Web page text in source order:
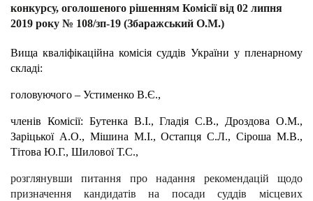
конкурсу, оголошеного рішенням Комісії від 02 липня
2019 року № 108/зп-19 (Збаражський О.М.)
Вища кваліфікаційна комісія суддів України у пленарному
складі:
головуючого – Устименко В.Є.,
членів Комісії: Бутенка В.І., Гладія С.В., Дроздова О.М.,
Заріцької А.О., Мішина М.І., Остапця С.Л., Сіроша М.В.,
Тітова Ю.Г., Шилової Т.С.,
розглянувши питання про надання рекомендацій щодо
призначення кандидатів на посади суддів місцевих